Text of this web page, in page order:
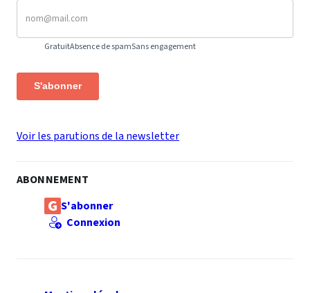
GratuitAbsence de spamSans engagement
S'abonner
Voir les parutions de la newsletter
ABONNEMENT
S'abonner
Connexion